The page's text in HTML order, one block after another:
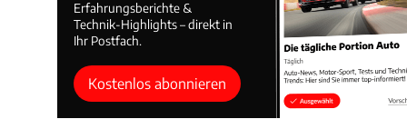
Erfahrungsberichte &
Technik-Highlights – direkt in
Ihr Postfach.
Kostenlos abonnieren